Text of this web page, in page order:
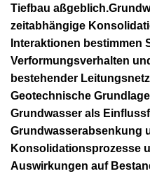
Tiefbau
zeitabhängige
Interaktionen bestimmen
Verformungsverhalten
bestehender
Geotechnische
Grundwasser als
Grundwasserabsenkung
Konsolidationsprozesse
Auswirkungen auf